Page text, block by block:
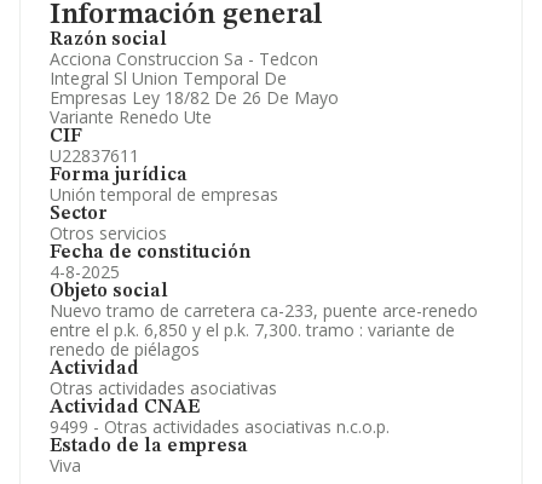
Información general
Razón social
Acciona Construccion Sa - Tedcon
Integral Sl Union Temporal De
Empresas Ley 18/82 De 26 De Mayo
Variante Renedo Ute
CIF
U22837611
Forma jurídica
Unión temporal de empresas
Sector
Otros servicios
Fecha de constitución
4-8-2025
Objeto social
Nuevo tramo de carretera ca-233, puente arce-renedo
entre el p.k. 6,850 y el p.k. 7,300. tramo : variante de
renedo de piélagos
Actividad
Otras actividades asociativas
Actividad CNAE
9499 - Otras actividades asociativas n.c.o.p.
Estado de la empresa
Viva
Directivos y Ejecutivos.
Accionistas.
Participaciones y Vinculaciones en otras empresas.
Artículos de prensa publicados sobre la empresa.
Información oficial y registral complementaria.